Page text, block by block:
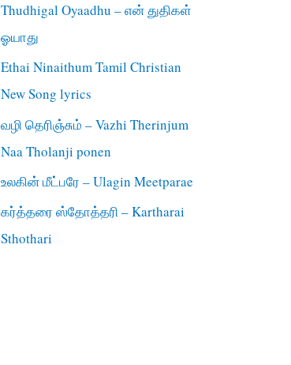
Thudhigal Oyaadhu – என் துதிகள்
ஓயாது
Ethai Ninaithum Tamil Christian
New Song lyrics
வழி தெரிஞ்சும் – Vazhi Therinjum
Naa Tholanji ponen
உலகின் மீட்பரே – Ulagin Meetparae
கர்த்தரை ஸ்தோத்தரி – Kartharai
Sthothari